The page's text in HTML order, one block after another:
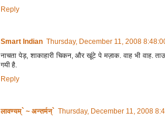
Reply
Smart Indian Thursday, December 11, 2008
नाचता पेड़, शाकाहारी चिकन, और खूंटे पे मज़ाक. वाह भी वाह.
गयी है.
Reply
लावण्यम्` ~ अन्तर्मन्` Thursday, December 11, 2008